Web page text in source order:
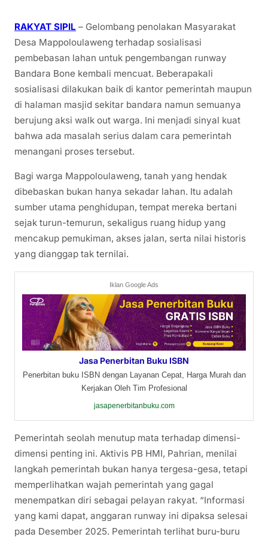
RAKYAT SIPIL – Gelombang penolakan Masyarakat
Desa Mappoloulaweng terhadap sosialisasi
pembebasan lahan untuk pengembangan runway
Bandara Bone kembali mencuat. Beberapakali
sosialisasi dilakukan baik di kantor pemerintah maupun
di halaman masjid sekitar bandara namun semuanya
berujung aksi walk out warga. Ini menjadi sinyal kuat
bahwa ada masalah serius dalam cara pemerintah
menangani proses tersebut.
Bagi warga Mappoloulaweng, tanah yang hendak
dibebaskan bukan hanya sekadar lahan. Itu adalah
sumber utama penghidupan, tempat mereka bertani
sejak turun-temurun, sekaligus ruang hidup yang
mencakup pemukiman, akses jalan, serta nilai historis
yang dianggap tak ternilai.
Iklan Google Ads
Jasa Penerbitan Buku ISBN
Penerbitan buku ISBN dengan Layanan Cepat, Harga Murah dan
Kerjakan Oleh Tim Profesional
jasapenerbitanbuku.com
Pemerintah seolah menutup mata terhadap dimensi-
dimensi penting ini. Aktivis PB HMI, Pahrian, menilai
langkah pemerintah bukan hanya tergesa-gesa, tetapi
memperlihatkan wajah pemerintah yang gagal
menempatkan diri sebagai pelayan rakyat. “Informasi
yang kami dapat, anggaran runway ini dipaksa selesai
pada Desember 2025. Pemerintah terlihat buru-buru